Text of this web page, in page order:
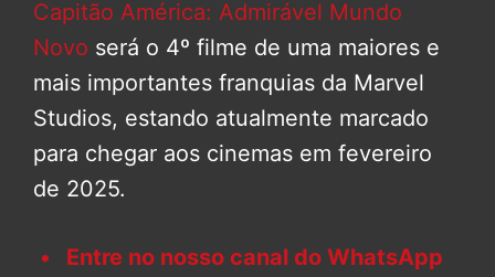
Capitão América: Admirável Mundo
Novo será o 4º filme de uma maiores e
mais importantes franquias da Marvel
Studios, estando atualmente marcado
para chegar aos cinemas em fevereiro
de 2025.
Entre no nosso canal do WhatsApp